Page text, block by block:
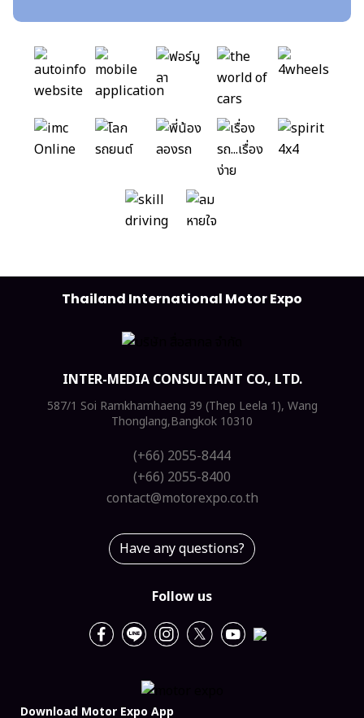
Thailand International Motor Expo
INTER-MEDIA CONSULTANT CO., LTD.
587/1 Soi Ramkhamhaeng 39 (Thep Leela 1), Wang
Thonglang,Bangkok 10310
(+66) 2055-8444
(+66) 2055-8400
contact@motorexpo.co.th
Have any questions?
Follow us
Download Motor Expo App